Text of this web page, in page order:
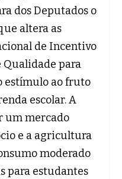
dos Deputados o
altera as
de Incentivo
Qualidade para
ao fruto
escolar. A
um mercado
e a agricultura
moderado
para estudantes